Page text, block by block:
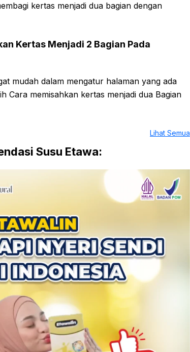
kertas menjadi dua bagian dengan
Kertas Menjadi 2 Bagian Pada
mudah dalam mengatur halaman yang ada
Cara memisahkan kertas menjadi dua Bagian
Lihat Semua
Susu Etawa: